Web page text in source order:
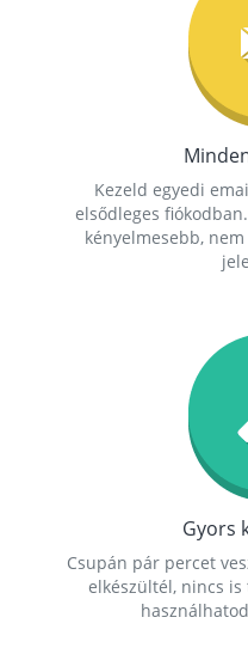
Kezeld egyedi
elsődleges
kényelmesebb,
Gyors
Csupán pár percet
elkészültél, nincs